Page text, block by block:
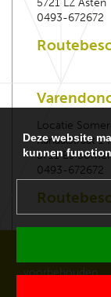
5721 LZ Asten
0493-672672
Locatie
Kanaalstraat 14
5711 EJ
0493-672672
voorbehouden.
Deze website
kunnen